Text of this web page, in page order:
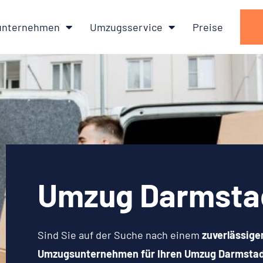
Umzugsservice Preise
Umzug
Sind Sie auf der Suche nach einem
Umzugsunternehmen für Ihren Umzug